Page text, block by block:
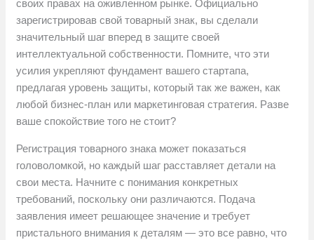
своих правах на оживленном рынке. Официально
зарегистрировав свой товарный знак, вы сделали
значительный шаг вперед в защите своей
интеллектуальной собственности. Помните, что эти
усилия укрепляют фундамент вашего стартапа,
предлагая уровень защиты, который так же важен, как
любой бизнес-план или маркетинговая стратегия. Разве
ваше спокойствие того не стоит?
Регистрация товарного знака может показаться
головоломкой, но каждый шаг расставляет детали на
свои места. Начните с понимания конкретных
требований, поскольку они различаются. Подача
заявления имеет решающее значение и требует
пристального внимания к деталям — это все равно, что